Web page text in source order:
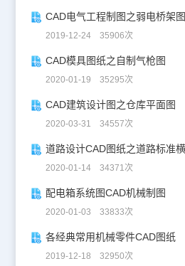
CAD电气工程制图之弱电桥架图
2019-12-24 35906次
CAD模具图纸之自制气枪图
2020-01-19 35295次
CAD建筑设计图之仓库平面图
2020-03-31 34557次
2020-01-14 34371次
配电箱系统图CAD机械制图
2020-01-03 33833次
各经典常用机械零件CAD图纸
2019-12-18 32950次